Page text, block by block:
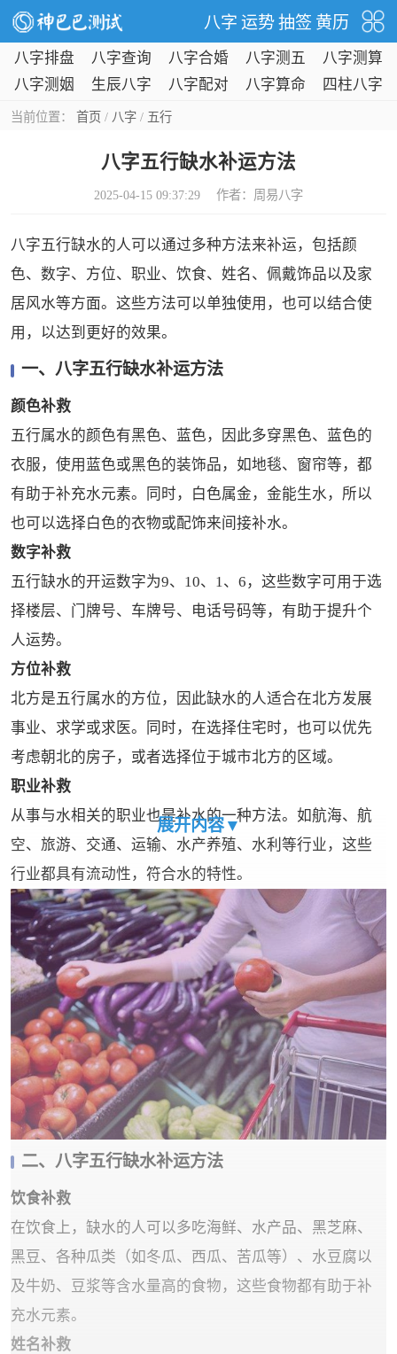
八字 运势 抽签 黄历
八字排盘 八字查询 八字合婚
八字测五
行
八字测算
八字测姻
生辰八字 八字配对 八字算命 四柱八字
当前位置： 首页 / 八字/ 五行
八字五行缺水补运方法
2025-04-15 09:37:29 作者： 周易八字
八字五行缺水的人可以通过多种方法来补运，包括颜
色、数字、方位、职业、饮食、姓名、佩戴饰品以及家
居风水等方面。这些方法可以单独使用，也可以结合使
用，以达到更好的效果。
一、八字五行缺水补运方法
颜色补救
五行属水的颜色有黑色、蓝色，因此多穿黑色、蓝色的
衣服，使用蓝色或黑色的装饰品，如地毯、窗帘等，都
有助于补充水元素。同时，白色属金，金能生水，所以
也可以选择白色的衣物或配饰来间接补水。
数字补救
五行缺水的开运数字为9、10、1、6，这些数字可用于选
择楼层、门牌号、车牌号、电话号码等，有助于提升个
人运势。
方位补救
北方是五行属水的方位，因此缺水的人适合在北方发展
事业、求学或求医。同时，在选择住宅时，也可以优先
考虑朝北的房子，或者选择位于城市北方的区域。
职业补救
从事与水相关的职业也是补水的一种方法。如航海、航
空、旅游、交通、运输、水产养殖、水利等行业，这些
行业都具有流动性，符合水的特性。
二、八字五行缺水补运方法
饮食补救
在饮食上，缺水的人可以多吃海鲜、水产品、黑芝麻、
黑豆、各种瓜类（如冬瓜、西瓜、苦瓜等）、水豆腐以
及牛奶、豆浆等含水量高的食物，这些食物都有助于补
充水元素。
姓名补救
展开内容▼